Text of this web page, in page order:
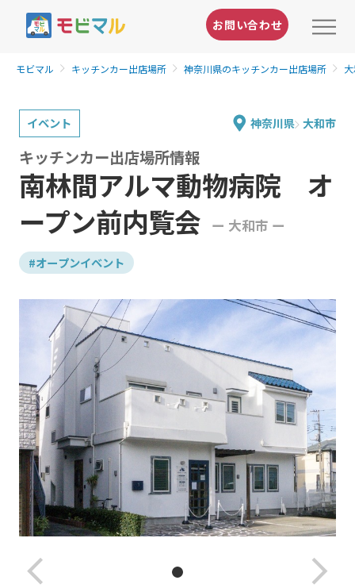
お問い合わせ
モビマル キッチンカー出店場所 神奈川県のキッチンカー出店場所
イベント 神奈川県 大和市
南林間アルマ動物病院 オ
ープン前内覧会
ー 大和市 ー
キッチンカー出店場所情報
#オープンイベント
arrow_back_ios_new arrow_forward_ios